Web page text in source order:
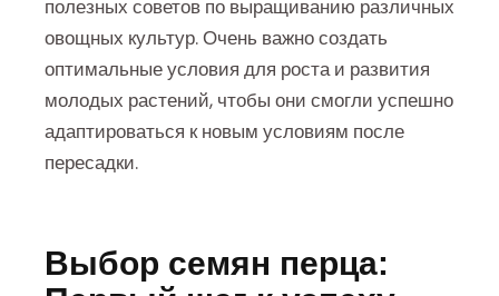
полезных советов по выращиванию различных
овощных культур. Очень важно создать
оптимальные условия для роста и развития
молодых растений, чтобы они смогли успешно
адаптироваться к новым условиям после
пересадки.
Выбор семян перца: